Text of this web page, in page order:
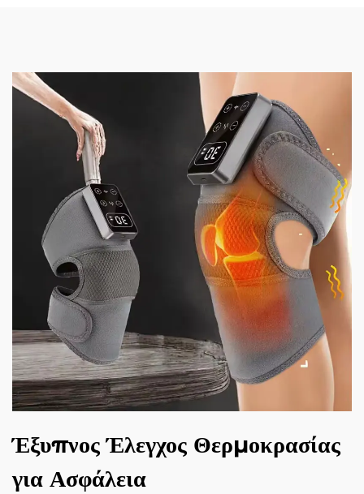
Έξυπνος Έλεγχος Θερμοκρασίας
για Ασφάλεια